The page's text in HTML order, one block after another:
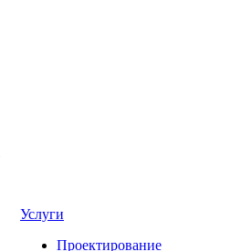
Услуги
Проектирование